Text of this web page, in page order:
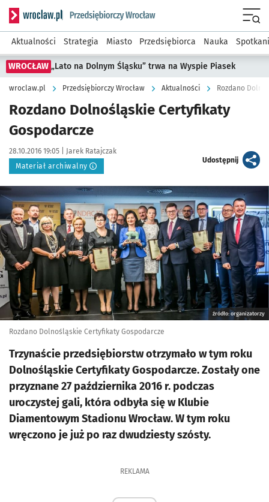
Serwis informacyjny wroclaw.pl podserwis: Strategia
Aktualności Strategia Miasto Przedsiębiorca Nauka
WROCŁAW „Lato na Dolnym Śląsku” trwa na Wyspie Piasek
wroclaw.pl Przedsiębiorczy Wrocław Aktualności Rozdano
Rozdano Dolnośląskie Certyfikaty
Gospodarcze
Data publikacji:
28.10.2016 19:05 | Autor:
Jarek Ratajczak
Materiał archiwalny
Udostępnijartykuł
Kliknij, aby powiększyć
źródło: organizatorzy
Rozdano Dolnośląskie Certyfikaty Gospodarcze
Trzynaście przedsiębiorstw otrzymało w tym roku
Dolnośląskie Certyfikaty Gospodarcze. Zostały one
przyznane 27 października 2016 r. podczas
uroczystej gali, która odbyła się w Klubie
Diamentowym Stadionu Wrocław. W tym roku
wręczono je już po raz dwudziesty szósty.
REKLAMA